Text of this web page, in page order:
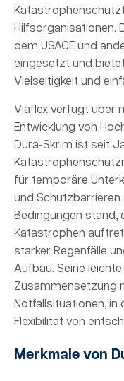
Hilfsorganisationen.
dem USACE und
eingesetzt und
Vielseitigkeit und
Viaflex verfügt über
Entwicklung von
Dura-Skrim ist seit
für temporäre
und Schutzbarrieren
Bedingungen stand,
Katastrophen
starker Regenfälle
Aufbau. Seine
Zusammensetzung
Notfallsituationen, in
Flexibilität von
Merkmale von